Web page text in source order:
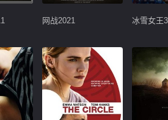
网战2021